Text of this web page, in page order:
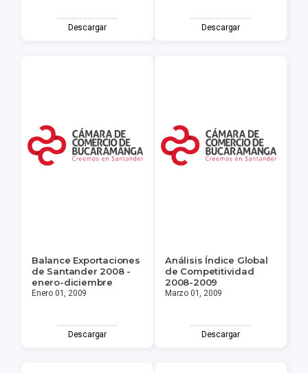
Descargar Descargar
Balance Exportaciones
de Santander 2008 -
enero-diciembre
Enero 01, 2009
Descargar
Análisis Índice Global
de Competitividad
2008-2009
Marzo 01, 2009
Descargar